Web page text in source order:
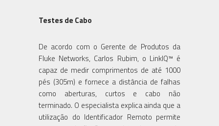
Testes de Cabo
De acordo com o Gerente de Produtos da
Fluke Networks, Carlos Rubim, o LinkIQ™ é
capaz de medir comprimentos de até 1000
pés (305m) e fornece a distância de falhas
como aberturas, curtos e cabo não
terminado. O especialista explica ainda que a
utilização do Identificador Remoto permite